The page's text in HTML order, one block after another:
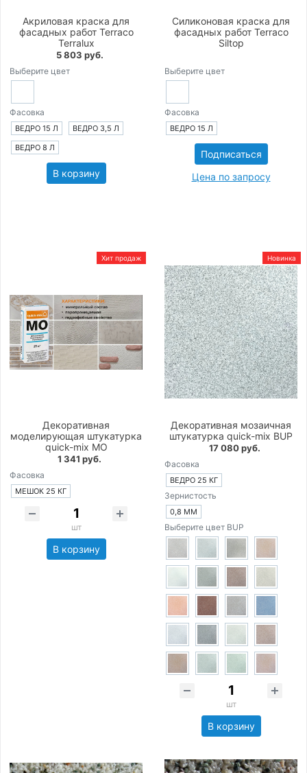
Акриловая краска для
фасадных работ Terraco
Terralux
5 803 руб.
Выберите цвет
Фасовка
ВЕДРО 15 Л
ВЕДРО 3,5 Л
ВЕДРО 8 Л
В корзину
Силиконовая краска для
фасадных работ Terraco
Siltop
Выберите цвет
Фасовка
ВЕДРО 15 Л
Подписаться
Цена по запросу
Хит продаж
Декоративная
моделирующая штукатурка
quick-mix MO
1 341 руб.
Фасовка
МЕШОК 25 КГ
шт
В корзину
Новинка
Декоративная мозаичная
штукатурка quick-mix BUP
17 080 руб.
Фасовка
ВЕДРО 25 КГ
Зернистость
0,8 ММ
Выберите цвет BUP
шт
В корзину